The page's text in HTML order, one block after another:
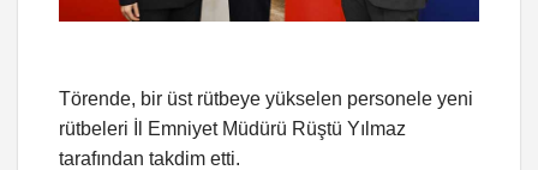
Törende, bir üst rütbeye yükselen personele yeni
rütbeleri İl Emniyet Müdürü Rüştü Yılmaz
tarafından takdim etti.